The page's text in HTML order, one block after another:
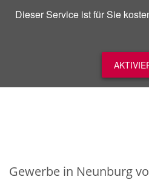
Dieser Service ist für Sie
Gewerbe in Neunburg